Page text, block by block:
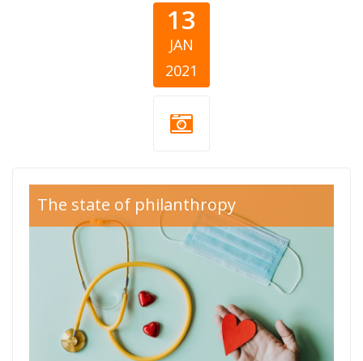
13
JAN
2021
donacija-
koronavirus.jpg
The state of philanthropy